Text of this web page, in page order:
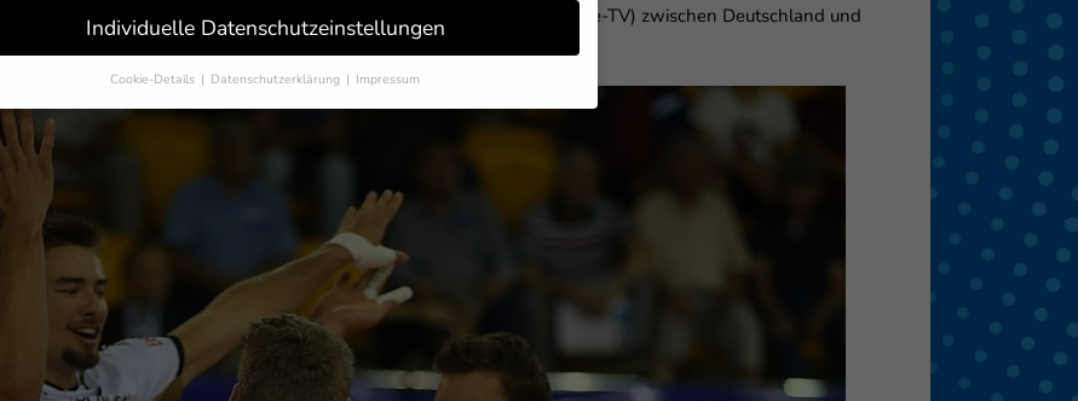
dem ersten Aufschlag am 1. Juli um 17.00 Uhr (live bei SPORT1 im Free-TV) zwischen Deutschland und
Individuelle Datenschutzeinstellungen
Cookie-Details Datenschutzerklärung Impressum
Datenschutzeinstellungen
Sie unter 16 Jahre alt sind und Ihre Zustimmung zu freiwilligen Diensten
müssen Sie Ihre Erziehungsberechtigten um Erlaubnis bitten.
Cookies und andere Technologien auf unserer Website. Einige von
essenziell, während andere uns helfen, diese Website und Ihre
zu verbessern.
Personenbezogene Daten können verarbeitet werden (z.
z. B. für personalisierte Anzeigen und Inhalte oder Anzeigen- und
Weitere Informationen über die Verwendung Ihrer Daten finden
Datenschutzerklärung
Sie eine Übersicht über alle verwendeten Cookies. Sie können Ihre
zu ganzen Kategorien geben oder sich weitere Informationen anzeigen
und so nur bestimmte Cookies auswählen.